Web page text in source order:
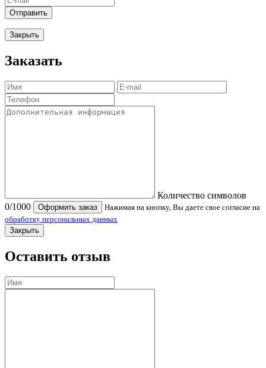
Отправить
Закрыть
Заказать
Количество символов
0/1000 Оформить заказ
Нажимая на кнопку, Вы даете свое согласие на
обработку персональных данных
Закрыть
Оставить отзыв